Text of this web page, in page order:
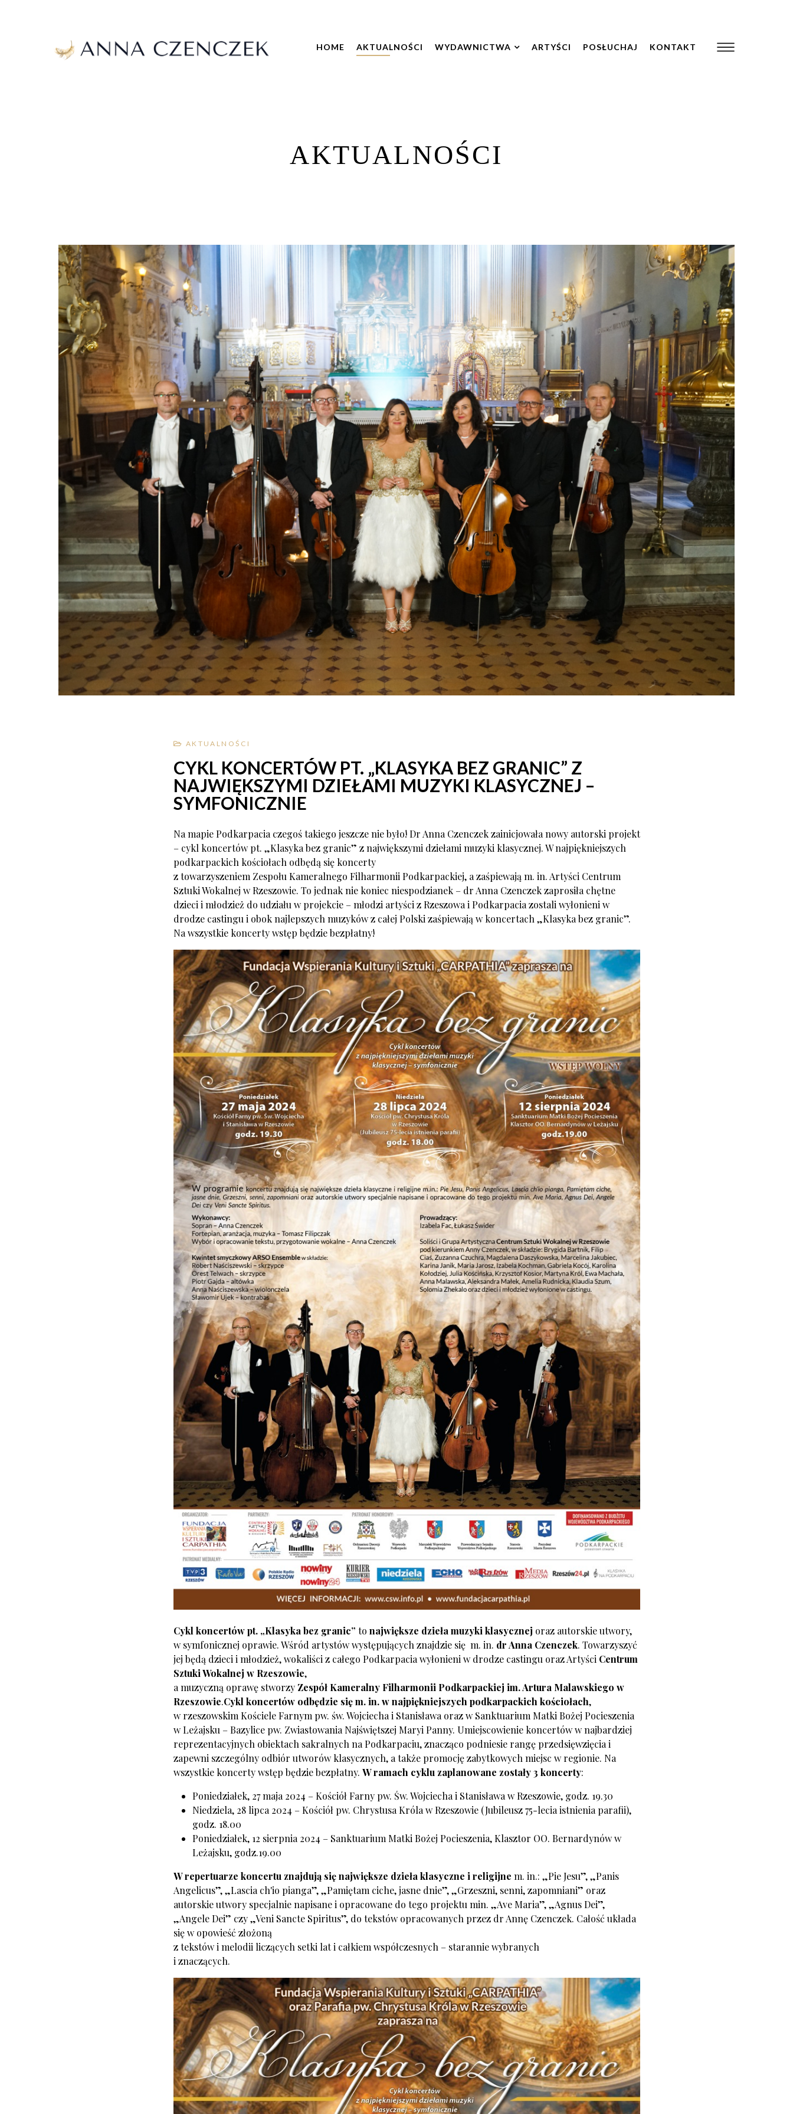
HOME AKTUALNOŚCI WYDAWNICTWA ARTYŚCI POSŁUCHAJ KONTAKT
AKTUALNOŚCI
AKTUALNOŚCI
CYKL KONCERTÓW PT. „KLASYKA BEZ GRANIC” Z
NAJWIĘKSZYMI DZIEŁAMI MUZYKI KLASYCZNEJ –
SYMFONICZNIE
Na mapie Podkarpacia czegoś takiego jeszcze nie było! Dr Anna Czenczek zainicjowała nowy autorski projekt
– cykl koncertów pt. „Klasyka bez granic” z największymi dziełami muzyki klasycznej. W najpiękniejszych
podkarpackich kościołach odbędą się koncerty
z towarzyszeniem Zespołu Kameralnego Filharmonii Podkarpackiej, a zaśpiewają m. in. Artyści Centrum
Sztuki Wokalnej w Rzeszowie. To jednak nie koniec niespodzianek – dr Anna Czenczek zaprosiła chętne
dzieci i młodzież do udziału w projekcie – młodzi artyści z Rzeszowa i Podkarpacia zostali wyłonieni w
drodze castingu i obok najlepszych muzyków z całej Polski zaśpiewają w koncertach „Klasyka bez granic”.
Na wszystkie koncerty wstęp będzie bezpłatny!
Cykl koncertówpt. „Klasyka bez granic” to największe dzieła muzyki klasycznej oraz autorskie utwory,
w symfonicznej oprawie. Wśród artystów występujących znajdzie się m. in. dr Anna Czenczek. Towarzyszyć
jej będą dzieci i młodzież, wokaliści z całego Podkarpacia wyłonieni w drodze castingu oraz Artyści Centrum
Sztuki Wokalnej w Rzeszowie,
a muzyczną oprawę stworzy Zespół Kameralny Filharmonii Podkarpackiej im. Artura Malawskiego w
Rzeszowie.Cykl koncertów odbędzie się m. in. w najpiękniejszych podkarpackich kościołach,
w rzeszowskim Kościele Farnym pw. św. Wojciecha i Stanisława oraz w Sanktuarium Matki Bożej Pocieszenia
w Leżajsku – Bazylice pw. Zwiastowania Najświętszej Maryi Panny. Umiejscowienie koncertów w najbardziej
reprezentacyjnych obiektach sakralnych na Podkarpaciu, znacząco podniesie rangę przedsięwzięcia i
zapewni szczególny odbiór utworów klasycznych, a także promocję zabytkowych miejsc w regionie. Na
wszystkie koncerty wstęp będzie bezpłatny. W ramach cyklu zaplanowane zostały 3 koncerty:
Poniedziałek, 27 maja 2024 – Kościół Farny pw. Św. Wojciecha i Stanisława w Rzeszowie, godz. 19.30
Niedziela, 28 lipca 2024 – Kościół pw. Chrystusa Króla w Rzeszowie (Jubileusz 75-lecia istnienia parafii),
godz. 18.00
Poniedziałek, 12 sierpnia 2024 – Sanktuarium Matki Bożej Pocieszenia, Klasztor OO. Bernardynów w
Leżajsku, godz.19.00
W repertuarze koncertu znajdują się największe dzieła klasyczne i religijne m. in.: „Pie Jesu”, „Panis
Angelicus”, „Lascia ch'io pianga”, „Pamiętam ciche, jasne dnie”, „Grzeszni, senni, zapomniani” oraz
autorskie utwory specjalnie napisane i opracowane do tego projektu min. „Ave Maria”, „Agnus Dei”,
„Angele Dei” czy „Veni Sancte Spiritus”, do tekstów opracowanych przez dr Annę Czenczek. Całość układa
się w opowieść złożoną
z tekstów i melodii liczących setki lat i całkiem współczesnych – starannie wybranych
i znaczących.